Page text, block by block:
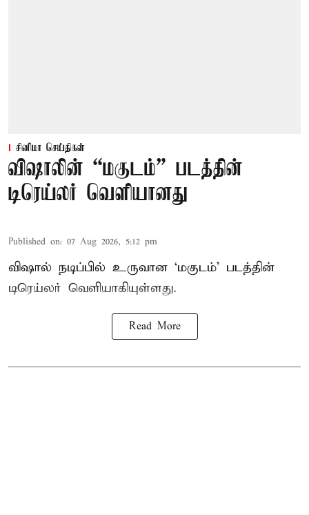
சினிமா செய்திகள்
விஷாலின் “மகுடம்” படத்தின்
டிரெய்லர் வெளியானது
Published on: 07 Aug 2026, 5:12 pm
விஷால் நடிப்பில் உருவான ‘மகுடம்’ படத்தின்
டிரெய்லர் வெளியாகியுள்ளது.
Read More